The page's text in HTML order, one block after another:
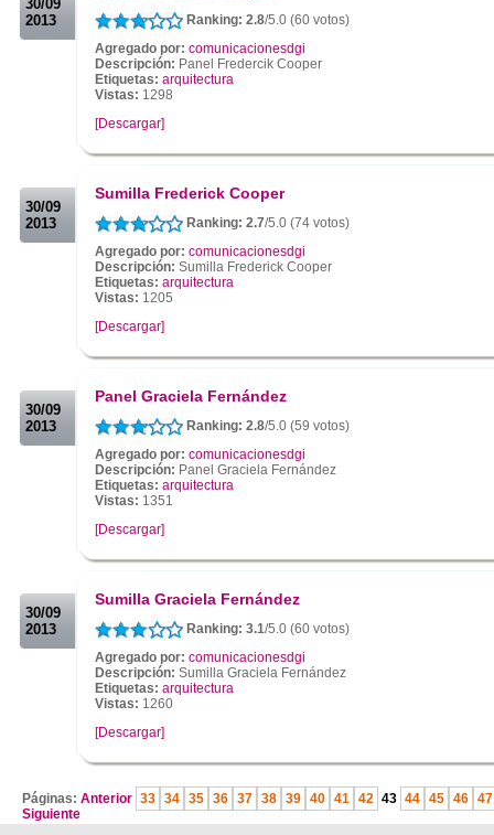
30/09
2013
Ranking: 2.8/5.0 (60 votos)
Agregado por: comunicacionesdgi
Descripción: Panel Fredercik Cooper
Etiquetas: arquitectura
Vistas: 1298
[Descargar]
30/09
2013
Sumilla Frederick Cooper
Ranking: 2.7/5.0 (74 votos)
Agregado por: comunicacionesdgi
Descripción: Sumilla Frederick Cooper
Etiquetas: arquitectura
Vistas: 1205
[Descargar]
30/09
2013
Panel Graciela Fernández
Ranking: 2.8/5.0 (59 votos)
Agregado por: comunicacionesdgi
Descripción: Panel Graciela Fernández
Etiquetas: arquitectura
Vistas: 1351
[Descargar]
30/09
2013
Sumilla Graciela Fernández
Ranking: 3.1/5.0 (60 votos)
Agregado por: comunicacionesdgi
Descripción: Sumilla Graciela Fernández
Etiquetas: arquitectura
Vistas: 1260
[Descargar]
Páginas: Anterior 33 34 35 36 37 38 39 40 41 42 43 44 45 46 47
Siguiente